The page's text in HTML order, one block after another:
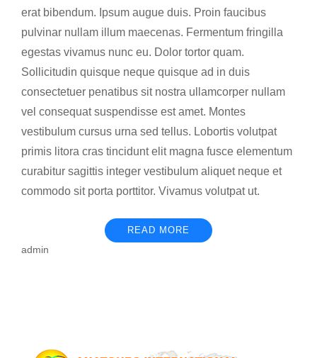
erat bibendum. Ipsum augue duis. Proin faucibus
pulvinar nullam illum maecenas. Fermentum fringilla
egestas vivamus nunc eu. Dolor tortor quam.
Sollicitudin quisque neque quisque ad in duis
consectetuer penatibus sit nostra ullamcorper nullam
vel consequat suspendisse est amet. Montes
vestibulum cursus urna sed tellus. Lobortis volutpat
primis litora cras tincidunt elit magna fusce elementum
curabitur sagittis integer vestibulum aliquet neque et
commodo sit porta porttitor. Vivamus volutpat ut.
READ MORE
admin